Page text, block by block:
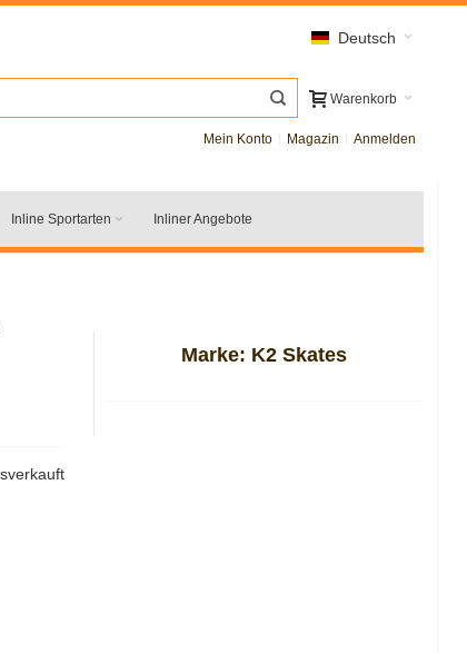
Deutsch
Warenkorb
Mein Konto Magazin Anmelden
Inline Sportarten Inliner Angebote
Marke: K2 Skates